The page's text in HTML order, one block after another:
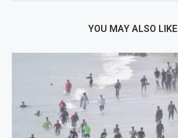
YOU MAY ALSO LIKE